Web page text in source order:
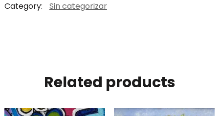
Category: Sin categorizar
Related products